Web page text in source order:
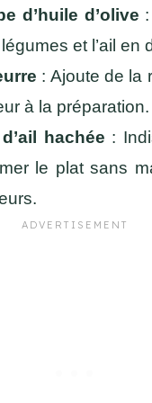
d’huile d’olive
et l’ail en
: Ajoute de la
à la préparation.
hachée :
le plat sans